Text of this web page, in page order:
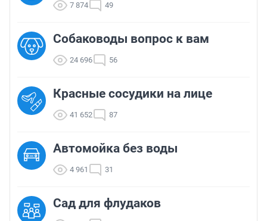
7 874 49
Собаководы вопрос к вам
24 696 56
Красные сосудики на лице
41 652 87
Автомойка без воды
4 961 31
Сад для флудаков